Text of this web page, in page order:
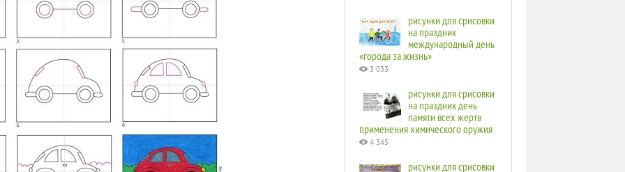
рисунки для срисовки
на праздник
международный день
«города за жизнь»
3 033
рисунки для срисовки
на праздник день
памяти всех жертв
применения химического оружия
4 345
рисунки для срисовки